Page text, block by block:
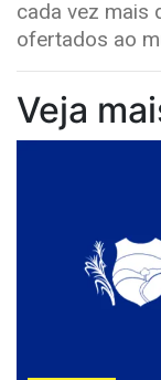
cada vez mais
ofertados ao
Veja